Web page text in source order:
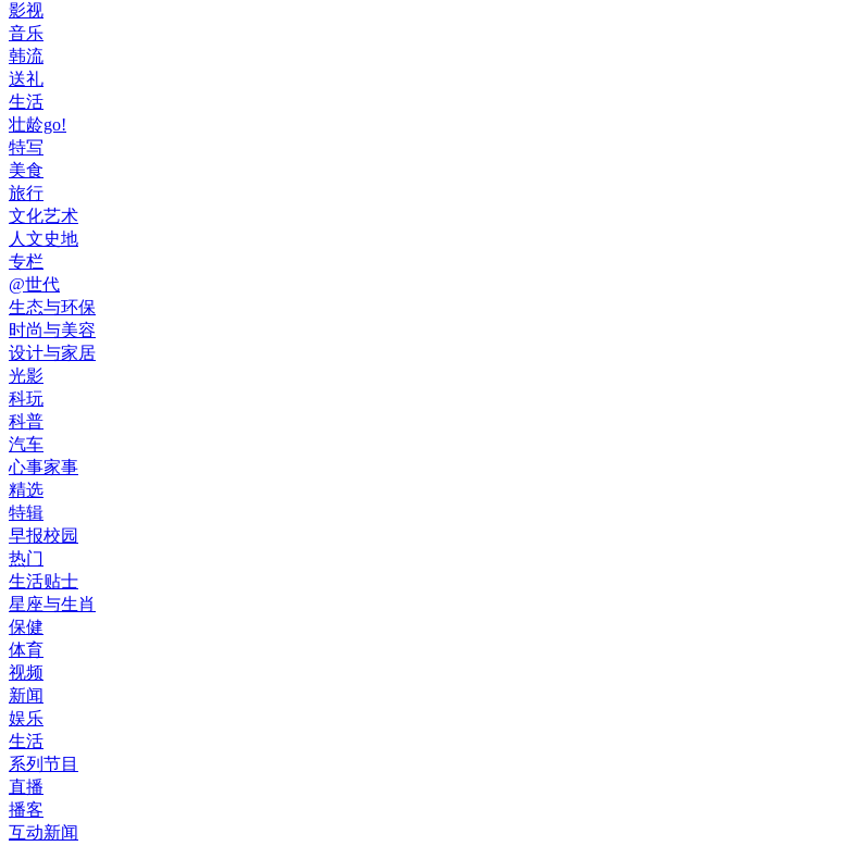
影视
音乐
韩流
送礼
生活
壮龄go!
特写
美食
旅行
文化艺术
人文史地
专栏
@世代
生态与环保
时尚与美容
设计与家居
光影
科玩
科普
汽车
心事家事
精选
特辑
早报校园
热门
生活贴士
星座与生肖
保健
体育
视频
新闻
娱乐
生活
系列节目
直播
播客
互动新闻